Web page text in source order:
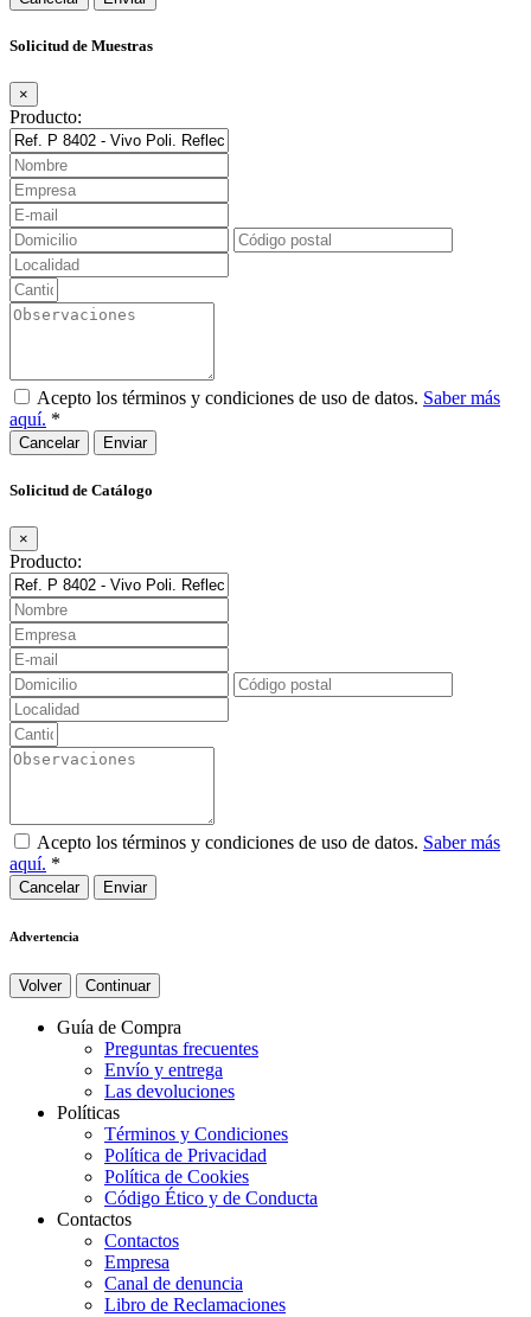
Solicitud de Muestras
×
Producto:
Acepto los términos y condiciones de uso de datos. Saber más
aquí. *
Cancelar
Solicitud de Catálogo
×
Producto:
Acepto los términos y condiciones de uso de datos. Saber más
aquí. *
Cancelar
Advertencia
Volver Continuar
Guía de Compra
Preguntas frecuentes
Envío y entrega
Las devoluciones
Políticas
Términos y Condiciones
Política de Privacidad
Política de Cookies
Código Ético y de Conducta
Contactos
Contactos
Empresa
Canal de denuncia
Libro de Reclamaciones